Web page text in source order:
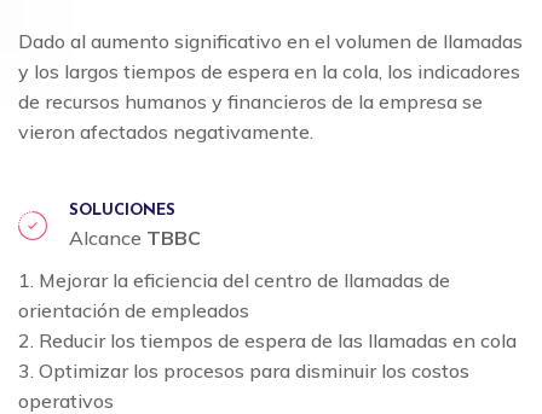
Dado al aumento significativo en el volumen de llamadas
y los largos tiempos de espera en la cola, los indicadores
de recursos humanos y financieros de la empresa se
vieron afectados negativamente.
SOLUCIONES
Alcance TBBC
1. Mejorar la eficiencia del centro de llamadas de
orientación de empleados
2. Reducir los tiempos de espera de las llamadas en cola
3. Optimizar los procesos para disminuir los costos
operativos